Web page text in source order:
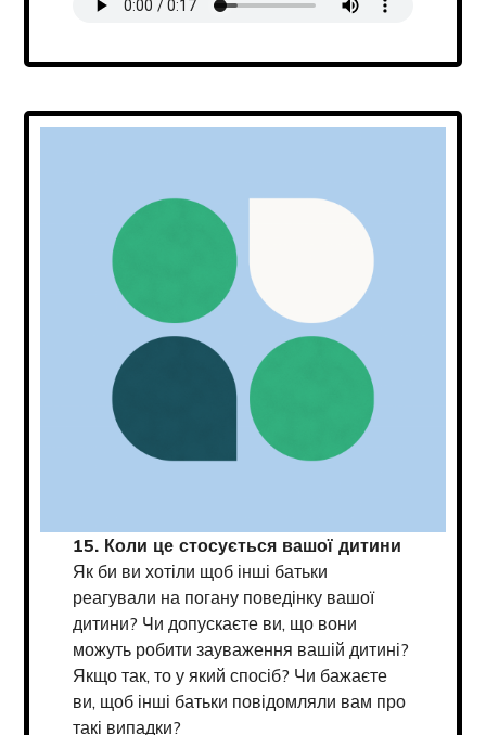
15. Коли це стосується вашої дитини
Як би ви хотіли щоб інші батьки
реагували на погану поведінку вашої
дитини? Чи допускаєте ви, що вони
можуть робити зауваження вашій дитині?
Якщо так, то у який спосіб? Чи бажаєте
ви, щоб інші батьки повідомляли вам про
такі випадки?